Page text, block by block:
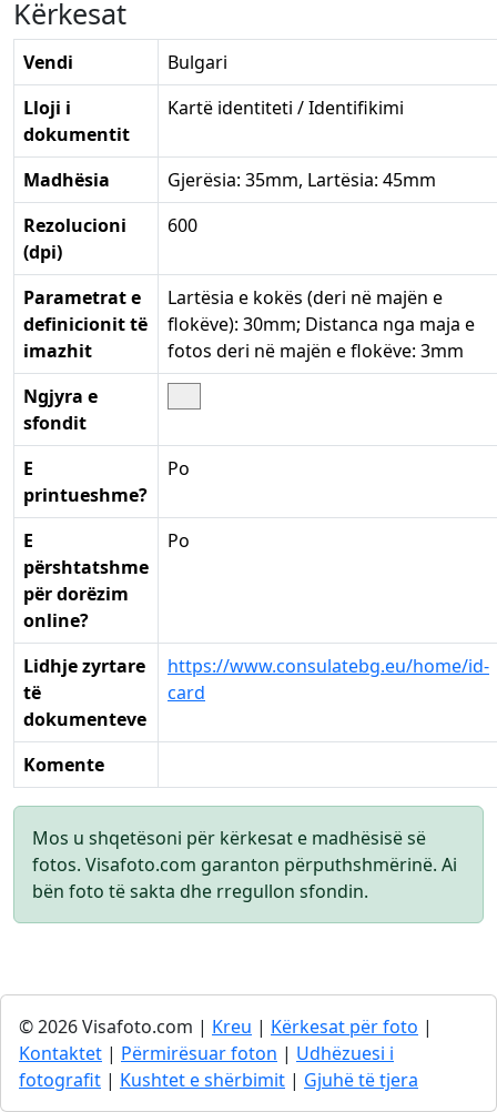
Kërkesat
Vendi
Bulgari
Lloji i
dokumentit
Kartë identiteti / Identifikimi
Madhësia
Gjerësia: 35mm, Lartësia: 45mm
Rezolucioni
(dpi)
600
Parametrat e
definicionit të
imazhit
Lartësia e kokës (deri në majën e
flokëve): 30mm; Distanca nga maja e
fotos deri në majën e flokëve: 3mm
Ngjyra e
sfondit
E
printueshme?
Po
E
përshtatshme
për dorëzim
online?
Po
Lidhje zyrtare
të
dokumenteve
https://www.consulatebg.eu/home/id-
card
Komente
Mos u shqetësoni për kërkesat e madhësisë së
fotos. Visafoto.com garanton përputhshmërinë. Ai
bën foto të sakta dhe rregullon sfondin.
© 2026 Visafoto.com | Kreu | Kërkesat për foto |
Kontaktet | Përmirësuar foton | Udhëzuesi i
fotografit | Kushtet e shërbimit | Gjuhë të tjera